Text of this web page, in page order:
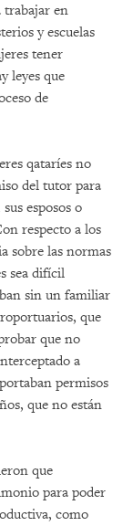
trabajar en
y escuelas
tener
leyes que
de
qataríes no
del tutor para
esposos o
respecto a los
sobre las normas
sea difícil
sin un familiar
que
que no
a
permisos
que no están
que
para poder
como